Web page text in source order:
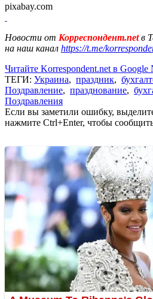
pixabay.com
Новости от Корреспондент.netв
на наш канал https://t.me/
Читайте Korrespondent.net в Google
ТЕГИ: Украина, праздник,
Поздравление, празднование,
Поздравления
Если вы заметили ошибку,
нажмите Ctrl+Enter, чтобы